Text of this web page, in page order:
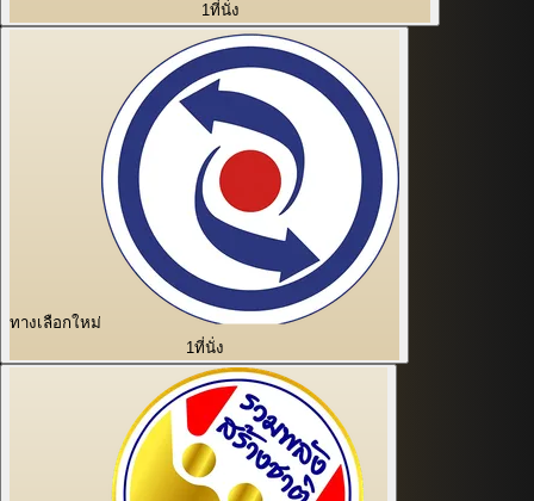
1ที่นั่ง
ทางเลือกใหม่
1ที่นั่ง